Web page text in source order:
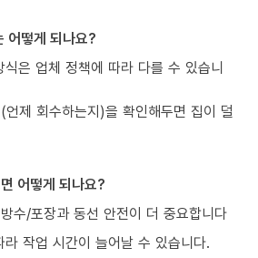
어떻게 되나요?
은 업체 정책에 따라 다를 수 있습니
제 회수하는지)을 확인해두면 집이 덜
어떻게 되나요?
수/포장과 동선 안전이 더 중요합니다
작업 시간이 늘어날 수 있습니다.